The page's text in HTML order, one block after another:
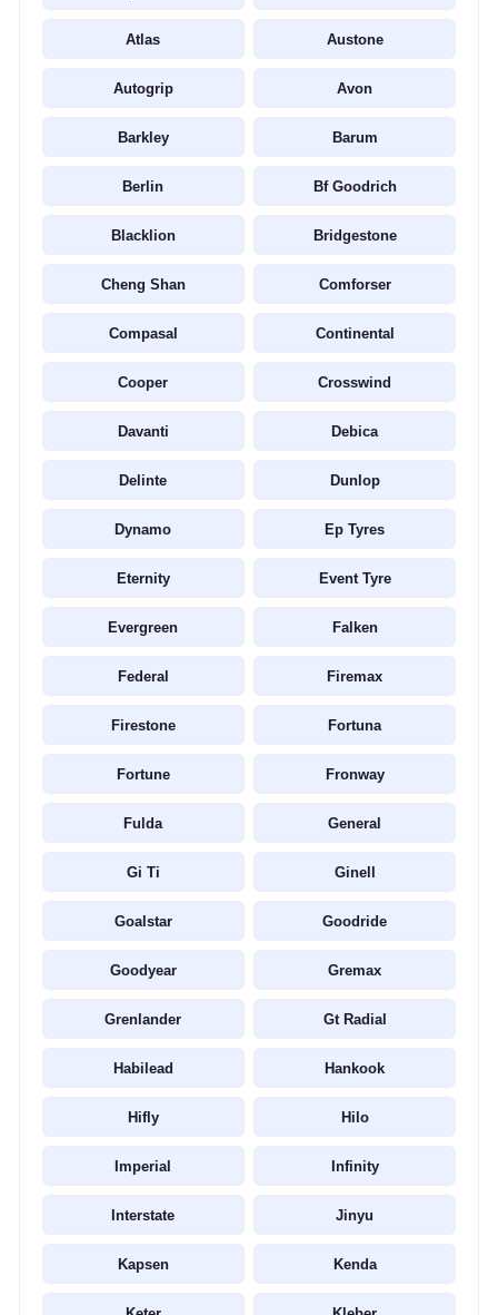
Atlas Austone
Autogrip Avon
Barkley Barum
Berlin Bf Goodrich
Blacklion Bridgestone
Cheng Shan Comforser
Compasal Continental
Cooper Crosswind
Davanti Debica
Delinte Dunlop
Dynamo Ep Tyres
Eternity Event Tyre
Evergreen Falken
Federal Firemax
Firestone Fortuna
Fortune Fronway
Fulda General
Gi Ti Ginell
Goalstar Goodride
Goodyear Gremax
Grenlander Gt Radial
Habilead Hankook
Hifly Hilo
Imperial Infinity
Interstate Jinyu
Kapsen Kenda